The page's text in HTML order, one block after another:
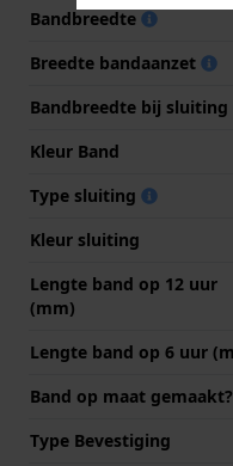
Bandbreedte
Breedte bandaanzet
Bandbreedte bij sluiting
Kleur Band
Type sluiting
Kleur sluiting
Lengte band op 12 uur
(mm)
Lengte band op 6 uur
Band op maat gemaakt?
Type Bevestiging